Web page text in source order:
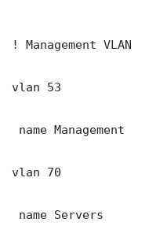
! Management VLAN
vlan 53
name Management
vlan 70
name Servers